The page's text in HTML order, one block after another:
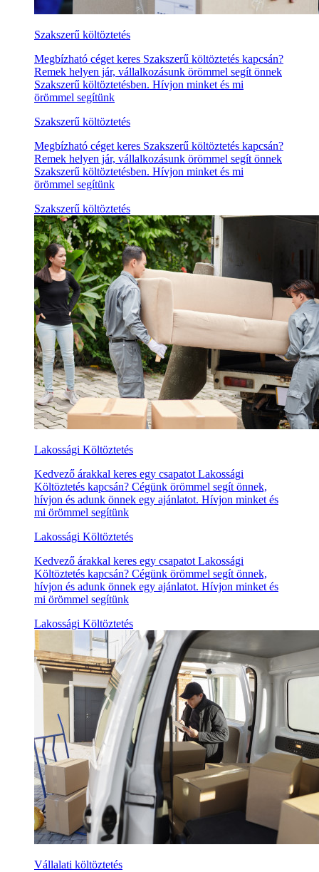
Szakszerű költöztetés
Megbízható céget keres Szakszerű költöztetés kapcsán?
Remek helyen jár, vállalkozásunk örömmel segít önnek
Szakszerű költöztetésben. Hívjon minket és mi
örömmel segítünk
Szakszerű költöztetés
Megbízható céget keres Szakszerű költöztetés kapcsán?
Remek helyen jár, vállalkozásunk örömmel segít önnek
Szakszerű költöztetésben. Hívjon minket és mi
örömmel segítünk
Szakszerű költöztetés
Lakossági Költöztetés
Kedvező árakkal keres egy csapatot Lakossági
Költöztetés kapcsán? Cégünk örömmel segít önnek,
hívjon és adunk önnek egy ajánlatot. Hívjon minket és
mi örömmel segítünk
Lakossági Költöztetés
Kedvező árakkal keres egy csapatot Lakossági
Költöztetés kapcsán? Cégünk örömmel segít önnek,
hívjon és adunk önnek egy ajánlatot. Hívjon minket és
mi örömmel segítünk
Lakossági Költöztetés
Vállalati költöztetés